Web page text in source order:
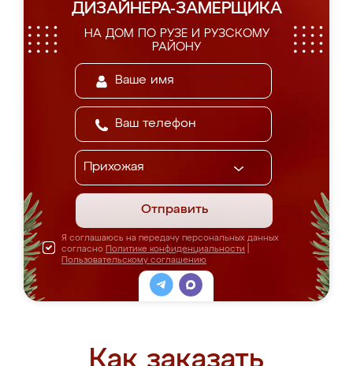
ДИЗАЙНЕРА-ЗАМЕРЩИКА
НА ДОМ ПО РУЗЕ И РУЗСКОМУ
РАЙОНУ
Отправить
Я соглашаюсь на передачу персональных данных
согласно Политике конфиденциальности
Пользовательскому соглашению